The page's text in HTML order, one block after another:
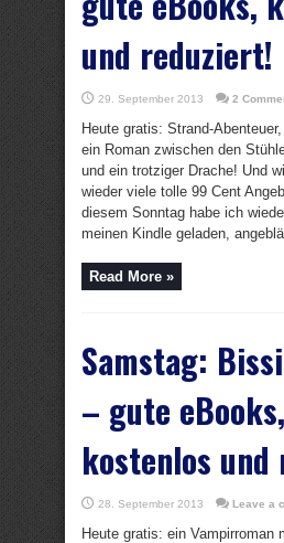
und reduziert!
29. September 2013 2
Heute gratis: Strand-
ein Roman zwischen den
und ein trotziger Drache! Und
wieder viele tolle 99 Cent
diesem Sonntag habe ich
meinen Kindle geladen,
Read More »
Samstag:
– gute eBooks,
kostenlos
28. September 2013 Leave a
Heute gratis: ein Vampirroman